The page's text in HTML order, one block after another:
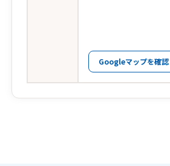
Googleマップを確認